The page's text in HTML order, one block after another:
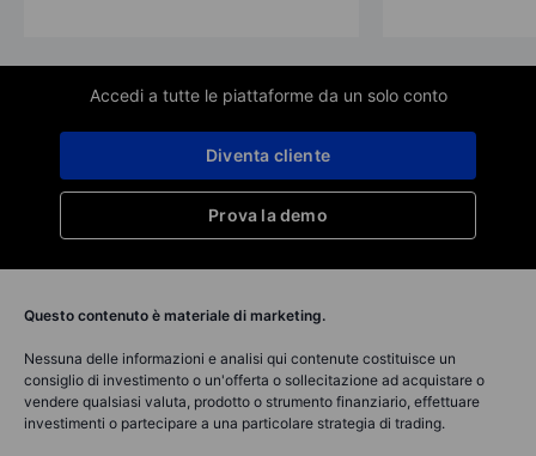
Accedi a tutte le piattaforme da un solo conto
Prova la demo
Diventa cliente
Questo contenuto è materiale di marketing.
Nessuna delle informazioni e analisi qui contenute costituisce un
consiglio di investimento o un'offerta o sollecitazione ad acquistare o
vendere qualsiasi valuta, prodotto o strumento finanziario, effettuare
investimenti o partecipare a una particolare strategia di trading.